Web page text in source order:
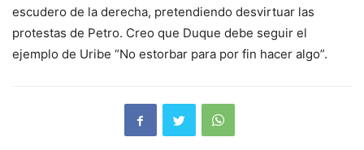
escudero de la derecha, pretendiendo desvirtuar las
protestas de Petro. Creo que Duque debe seguir el
ejemplo de Uribe “No estorbar para por fin hacer algo”.